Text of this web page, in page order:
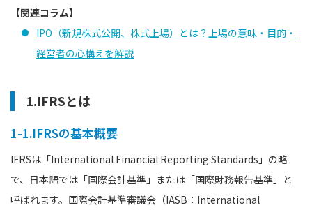
【関連コラム】
IPO（新規株式公開、株式上場）とは？上場の意味・目的・
経営者の心構えを解説
1.IFRSとは
1-1.IFRSの基本概要
IFRSは「International Financial Reporting Standards」の略
で、日本語では「国際会計基準」または「国際財務報告基準」と
呼ばれます。国際会計基準審議会（IASB：International